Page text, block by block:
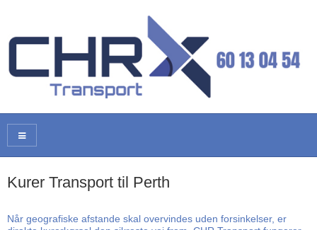
Kurer Transport til Perth
Når geografiske afstande skal overvindes uden forsinkelser, er